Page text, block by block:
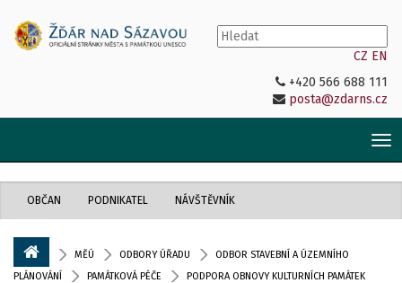
CZ EN
+420 566 688 111
posta@zdarns.cz
OBČAN PODNIKATEL NÁVŠTĚVNÍK
MĚÚ ODBORY ÚŘADU
ODBOR STAVEBNÍ A ÚZEMNÍHO
PLÁNOVÁNÍ
PAMÁTKOVÁ PÉČE PODPORA OBNOVY KULTURNÍCH PAMÁTEK